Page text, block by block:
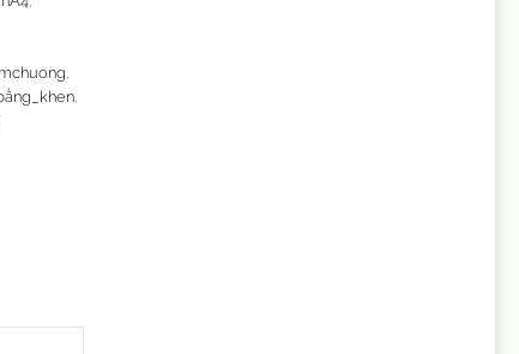
,
,